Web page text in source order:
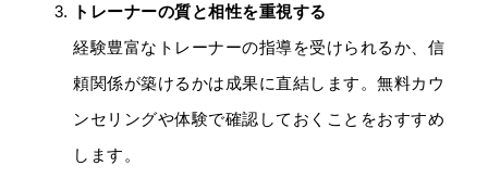
トレーナーの質と相性を重視する
経験豊富なトレーナーの指導を受けられるか、信
頼関係が築けるかは成果に直結します。無料カウ
ンセリングや体験で確認しておくことをおすすめ
します。